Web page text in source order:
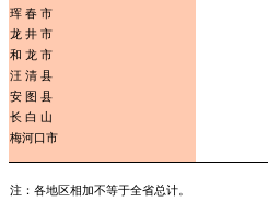
珲 春 市
龙 井 市
和 龙 市
汪 清 县
安 图 县
长 白 山
梅河口市
注：各地区相加不等于全省总计。